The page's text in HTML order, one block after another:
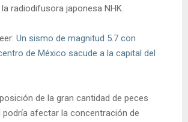
radiodifusora japonesa NHK.
Un sismo de magnitud 5.7 con
de México sacude a la capital del
de la gran cantidad de peces
afectar la concentración de